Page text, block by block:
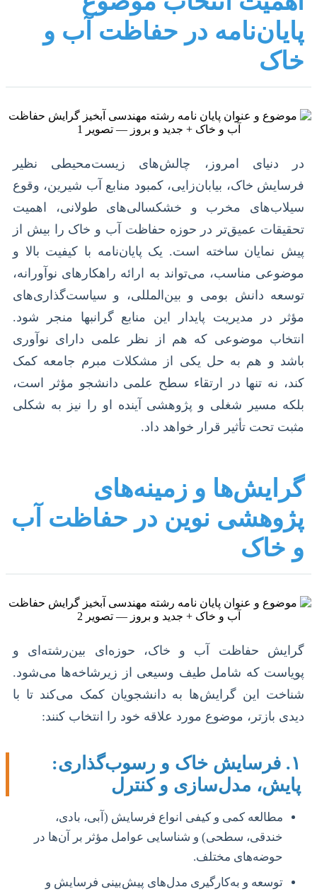
پایان‌نامه در حفاظت آب و
خاک
در دنیای امروز، چالش‌های زیست‌محیطی نظیر
فرسایش خاک، بیابان‌زایی، کمبود منابع آب شیرین، وقوع
سیلاب‌های مخرب و خشکسالی‌های طولانی، اهمیت
تحقیقات عمیق‌تر در حوزه حفاظت آب و خاک را بیش از
پیش نمایان ساخته است. یک پایان‌نامه با کیفیت بالا و
موضوعی مناسب، می‌تواند به ارائه راهکارهای نوآورانه،
توسعه دانش بومی و بین‌المللی، و سیاست‌گذاری‌های
مؤثر در مدیریت پایدار این منابع گرانبها منجر شود.
انتخاب موضوعی که هم از نظر علمی دارای نوآوری
باشد و هم به حل یکی از مشکلات مبرم جامعه کمک
کند، نه تنها در ارتقاء سطح علمی دانشجو مؤثر است،
بلکه مسیر شغلی و پژوهشی آینده او را نیز به شکلی
مثبت تحت تأثیر قرار خواهد داد.
گرایش‌ها و زمینه‌های
پژوهشی نوین در حفاظت آب
و خاک
گرایش حفاظت آب و خاک، حوزه‌ای بین‌رشته‌ای و
پویاست که شامل طیف وسیعی از زیرشاخه‌ها می‌شود.
شناخت این گرایش‌ها به دانشجویان کمک می‌کند تا با
دیدی بازتر، موضوع مورد علاقه خود را انتخاب کنند:
۱. فرسایش خاک و رسوب‌گذاری:
پایش، مدل‌سازی و کنترل
مطالعه کمی و کیفی انواع فرسایش (آبی، بادی،
خندقی، سطحی) و شناسایی عوامل مؤثر بر آن‌ها در
حوضه‌های مختلف.
توسعه و به‌کارگیری مدل‌های پیش‌بینی فرسایش و